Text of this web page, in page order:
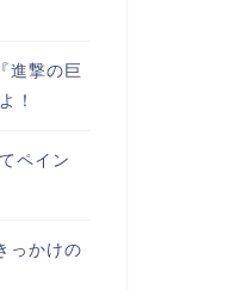
進撃の巨
！
ペイン
っかけの